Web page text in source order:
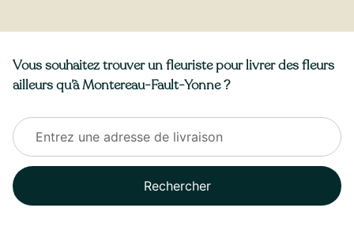
Vous souhaitez trouver un fleuriste pour livrer des fleurs
ailleurs qu’à Montereau-Fault-Yonne ?
Rechercher